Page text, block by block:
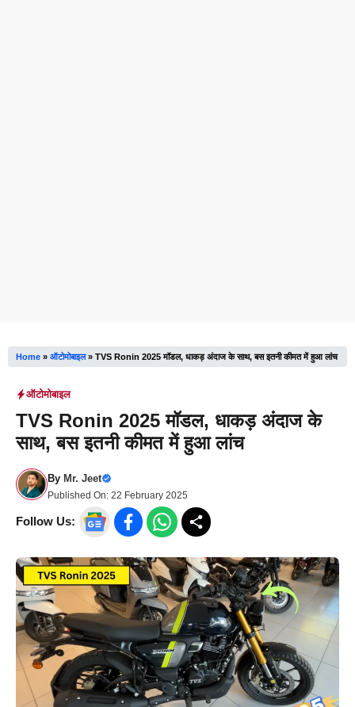
Home » ऑटोमोबाइल» TVS Ronin 2025 मॉडल, धाकड़ अंदाज के साथ, बस इतनी कीमत में हुआ लांच
ऑटोमोबाइल
TVS Ronin 2025 मॉडल, धाकड़ अंदाज के
साथ, बस इतनी कीमत में हुआ लांच
By Mr. Jeet
Published On: 22 February 2025
Follow Us: